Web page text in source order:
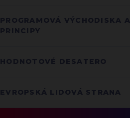
PROGRAMOVÁ VÝCHODISKA A
PRINCIPY
HODNOTOVÉ DESATERO
EVROPSKÁ LIDOVÁ STRANA